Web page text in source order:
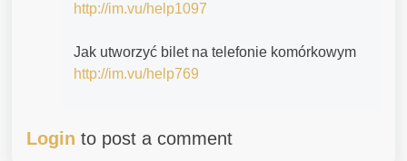
http://im.vu/help1097
Jak utworzyć bilet na telefonie komórkowym
http://im.vu/help769
Login to post a comment